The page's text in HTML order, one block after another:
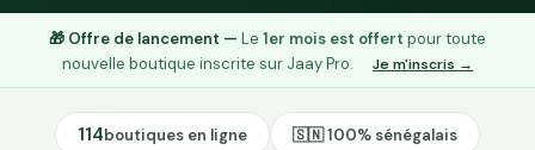
🎁 Offre de lancement — Le 1er mois est offert pour toute
nouvelle boutique inscrite sur Jaay Pro.
Je m'inscris →
114boutiques en ligne 🇸🇳 100% sénégalais